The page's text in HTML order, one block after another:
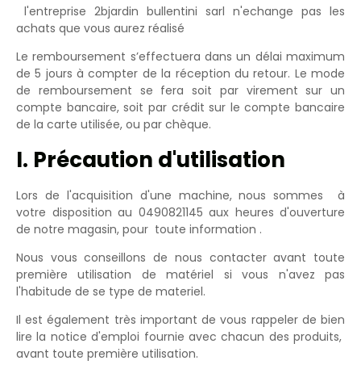
l'entreprise 2bjardin bullentini sarl n'echange pas les
achats que vous aurez réalisé
Le remboursement s’effectuera dans un délai maximum
de 5 jours à compter de la réception du retour. Le mode
de remboursement se fera soit par virement sur un
compte bancaire, soit par crédit sur le compte bancaire
de la carte utilisée, ou par chèque.
I. Précaution d'utilisation
Lors de l'acquisition d'une machine, nous sommes à
votre disposition au 0490821145 aux heures d'ouverture
de notre magasin, pour toute information .
Nous vous conseillons de nous contacter avant toute
première utilisation de matériel si vous n'avez pas
l'habitude de se type de materiel.
Il est également très important de vous rappeler de bien
lire la notice d'emploi fournie avec chacun des produits,
avant toute première utilisation.